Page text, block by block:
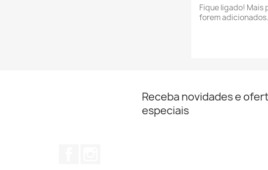
Fique ligado! Mais
forem adicionados.
Receba novidades e
especiais